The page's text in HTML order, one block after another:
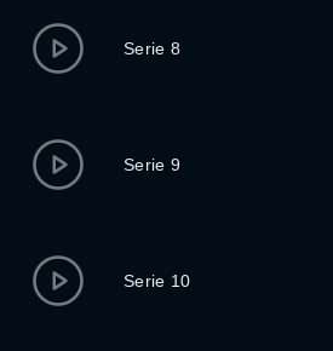
Serie 8
Serie 9
Serie 10